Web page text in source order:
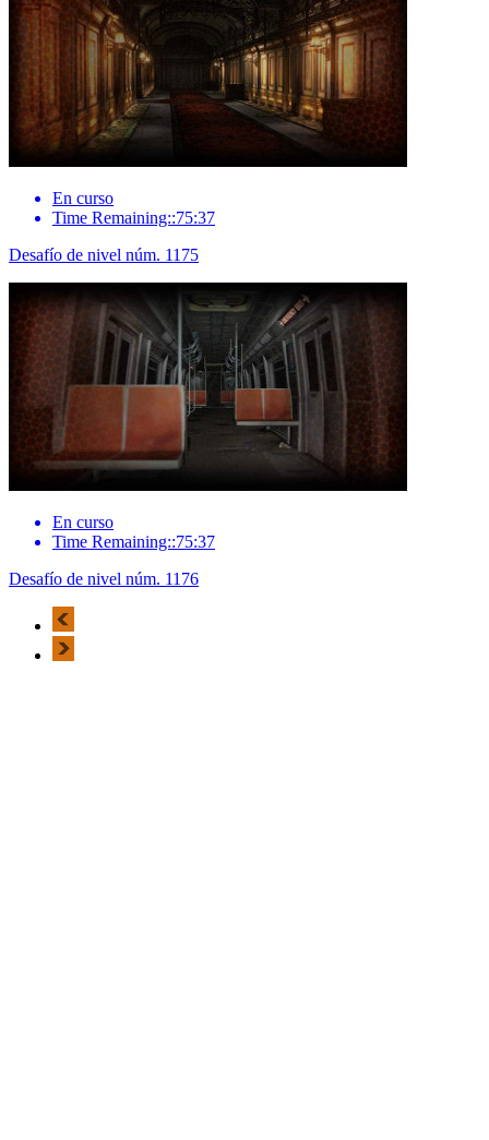
En curso
Time Remaining::75:37
Desafío de nivel núm. 1175
En curso
Time Remaining::75:37
Desafío de nivel núm. 1176